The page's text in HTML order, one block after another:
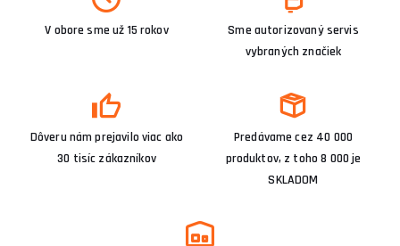
V obore sme už 15 rokov
Sme autorizovaný servis
vybraných značiek
Dôveru nám prejavilo viac ako
30 tisíc zákazníkov
Predávame cez 40 000
produktov, z toho 8 000 je
SKLADOM